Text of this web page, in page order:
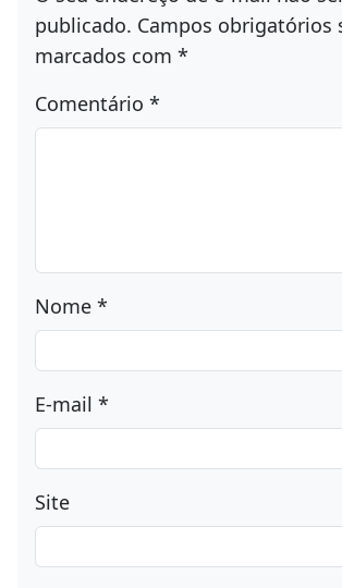
publicado. Campos obrigatórios
marcados com *
Comentário *
Nome *
E-mail *
Site